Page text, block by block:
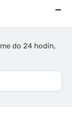
do 24 hodín,